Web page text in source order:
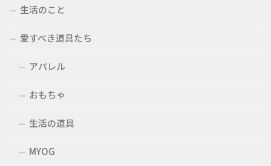
生活のこと
愛すべき道具たち
アパレル
おもちゃ
生活の道具
MYOG